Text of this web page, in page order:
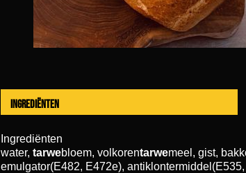
Ingrediënten
Ingrediënten
water, tarwebloem, volkorentarwemeel, gist,
emulgator(E482, E472e),